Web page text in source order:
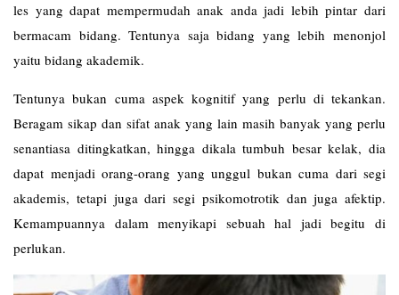
les yang dapat mempermudah anak anda jadi lebih pintar dari
bermacam bidang. Tentunya saja bidang yang lebih menonjol
yaitu bidang akademik.
Tentunya bukan cuma aspek kognitif yang perlu di tekankan.
Beragam sikap dan sifat anak yang lain masih banyak yang perlu
senantiasa ditingkatkan, hingga dikala tumbuh besar kelak, dia
dapat menjadi orang-orang yang unggul bukan cuma dari segi
akademis, tetapi juga dari segi psikomotrotik dan juga afektip.
Kemampuannya dalam menyikapi sebuah hal jadi begitu di
perlukan.